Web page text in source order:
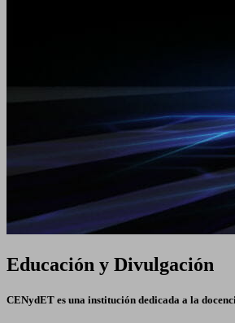
Educación y Divulgación
CENydET es una institución dedicada a la